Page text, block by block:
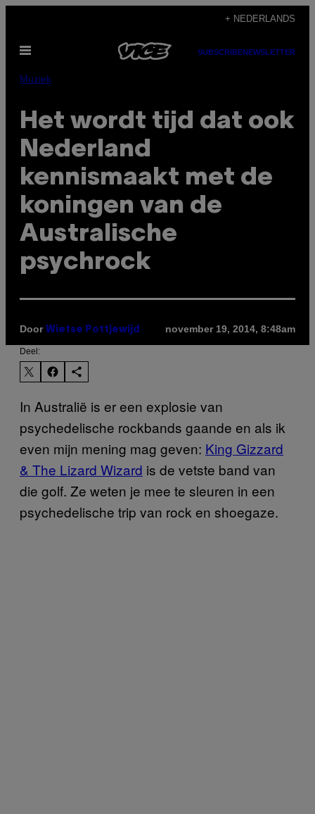
de
inhoud
+ NEDERLANDS
Open
SUBSCRIBENEWSLETTER
Muziek
Het wordt tijd dat ook
Nederland
kennismaakt met de
koningen van de
Australische
psychrock
Door Wietse Pottjewijd november 19, 2014, 8:48am
Deel:
In Australië is er een explosie van
psychedelische rockbands gaande en als ik
even mijn mening mag geven: King Gizzard
& The Lizard Wizard is de vetste band van
die golf. Ze weten je mee te sleuren in een
psychedelische trip van rock en shoegaze.